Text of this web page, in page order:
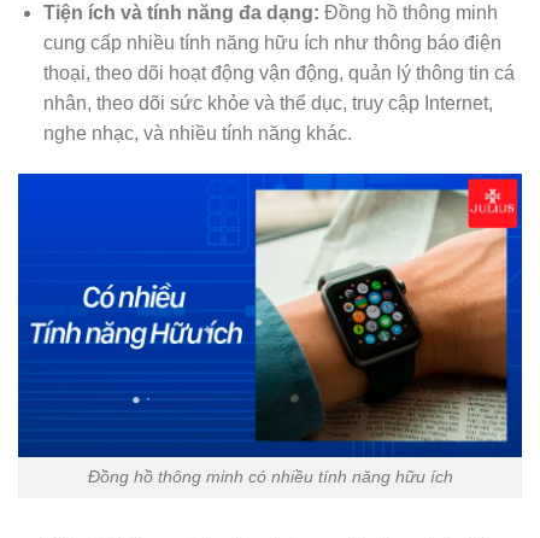
Tiện ích và tính năng đa dạng: Đồng hồ thông minh
cung cấp nhiều tính năng hữu ích như thông báo điện
thoại, theo dõi hoạt động vận động, quản lý thông tin cá
nhân, theo dõi sức khỏe và thể dục, truy cập Internet,
nghe nhạc, và nhiều tính năng khác.
Đồng hồ thông minh có nhiều tính năng hữu ích